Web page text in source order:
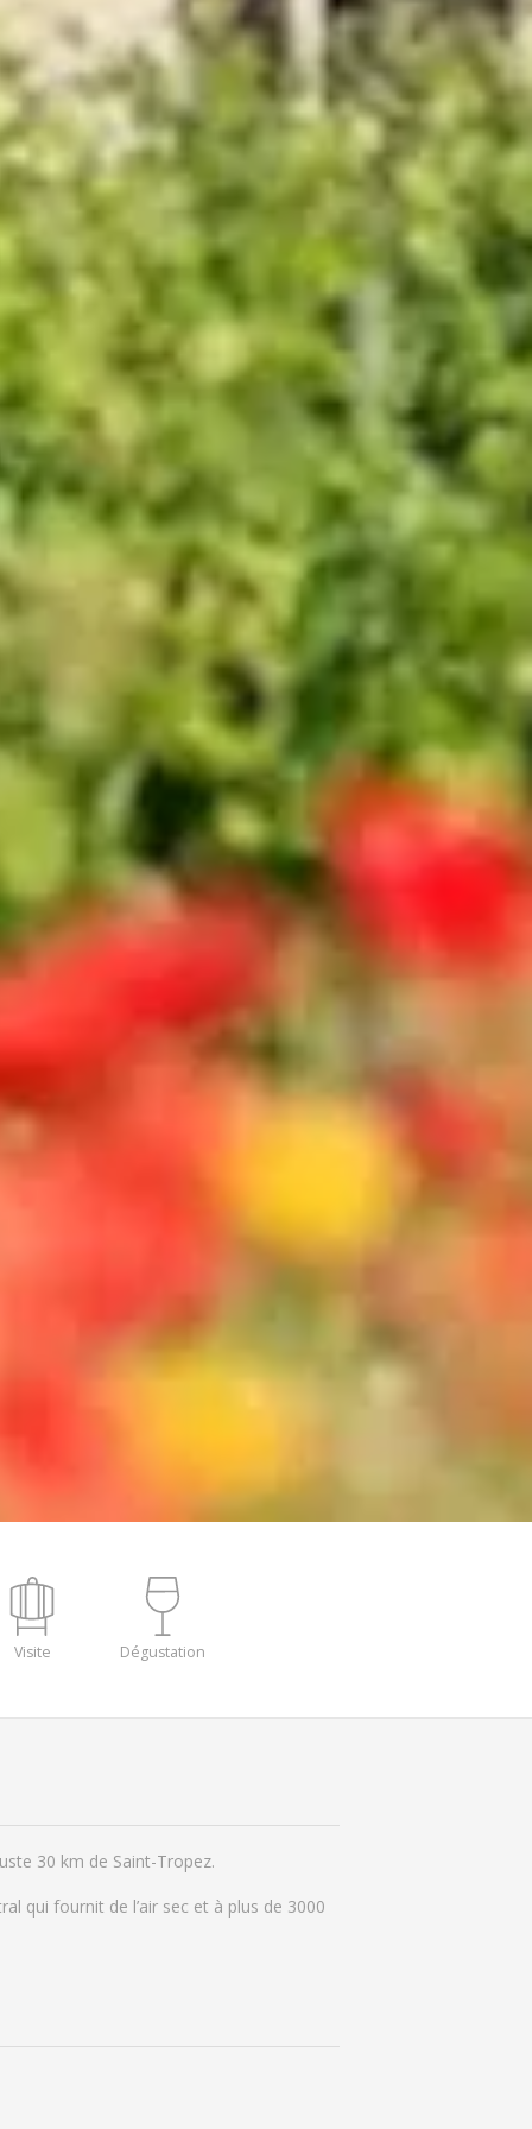
Visite Dégustation
30 km de Saint-Tropez.
qui fournit de l’air sec et à plus de 3000